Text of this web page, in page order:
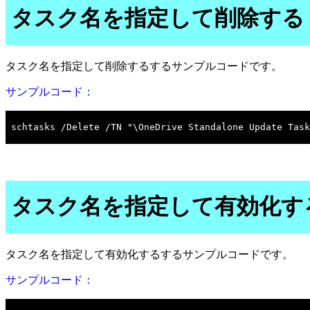
タスク名を指定して削除する
タスク名を指定して削除するするサンプルコードです。
サンプルコード：
タスク名を指定して有効化す
タスク名を指定して有効化するするサンプルコードです。
サンプルコード：